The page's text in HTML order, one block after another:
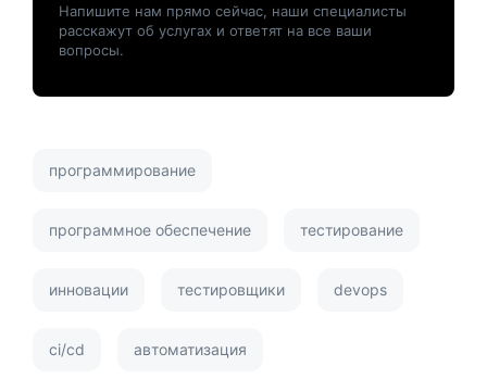
Напишите нам прямо сейчас, наши специалисты
расскажут об услугах и ответят на все ваши
вопросы.
программирование
программное обеспечение тестирование
инновации тестировщики devops
ci/cd автоматизация